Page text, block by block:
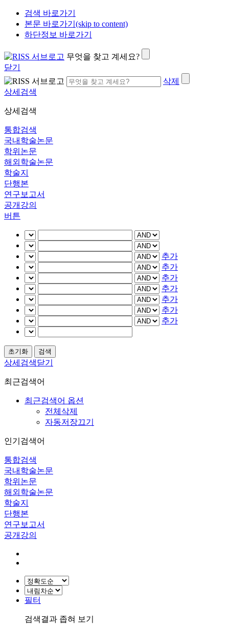
검색 바로가기
본문 바로가기(skip to content)
하단정보 바로가기
무엇을 찾고 계세요?
닫기
삭제
상세검색
상세검색
통합검색
국내학술논문
학위논문
해외학술논문
학술지
단행본
연구보고서
공개강의
버튼
추가
추가
추가
추가
추가
추가
추가
상세검색닫기
최근검색어
최근검색어 옵션
전체삭제
자동저장끄기
인기검색어
통합검색
국내학술논문
학위논문
해외학술논문
학술지
단행본
연구보고서
공개강의
필터
검색결과 좁혀 보기